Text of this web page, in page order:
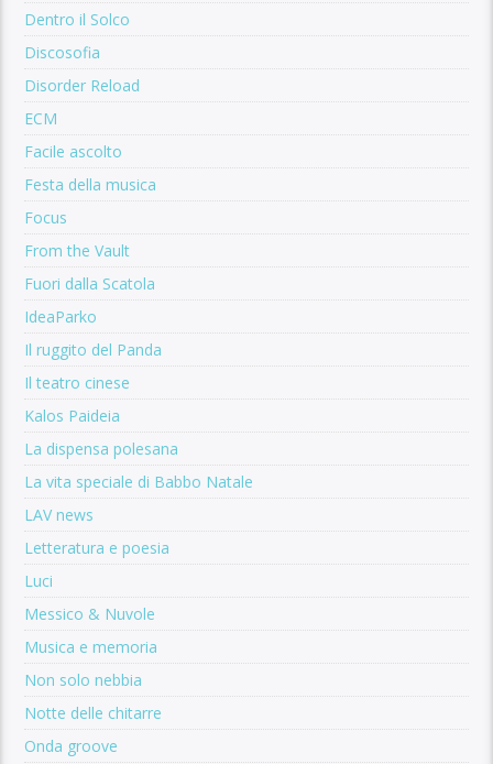
Dentro il Solco
Discosofia
Disorder Reload
ECM
Facile ascolto
Festa della musica
Focus
From the Vault
Fuori dalla Scatola
IdeaParko
Il ruggito del Panda
Il teatro cinese
Kalos Paideia
La dispensa polesana
La vita speciale di Babbo Natale
LAV news
Letteratura e poesia
Luci
Messico & Nuvole
Musica e memoria
Non solo nebbia
Notte delle chitarre
Onda groove